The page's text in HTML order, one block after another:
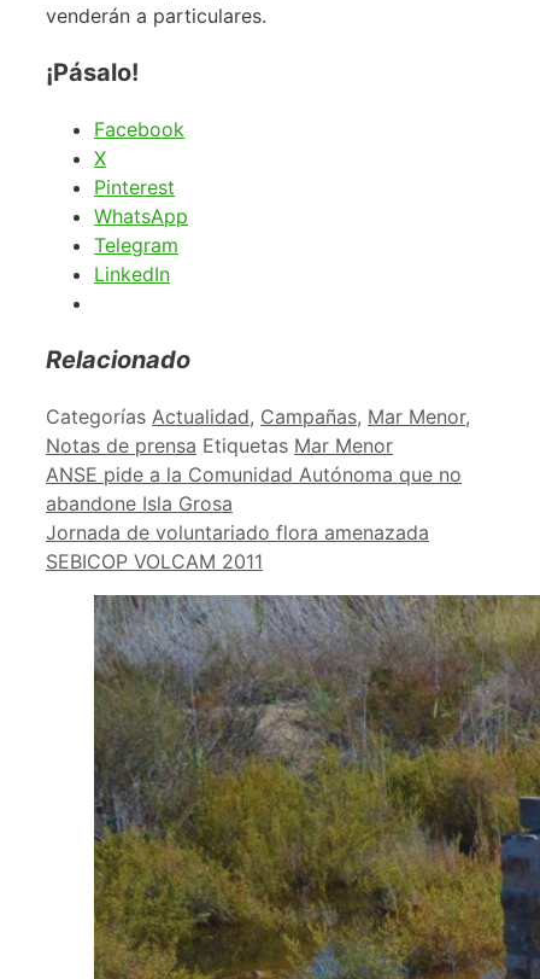
venderán a particulares.
¡Pásalo!
Facebook
X
Pinterest
WhatsApp
Telegram
LinkedIn
Relacionado
Categorías Actualidad, Campañas, Mar Menor,
Notas de prensa Etiquetas Mar Menor
ANSE pide a la Comunidad Autónoma que no
abandone Isla Grosa
Jornada de voluntariado flora amenazada
SEBICOP VOLCAM 2011